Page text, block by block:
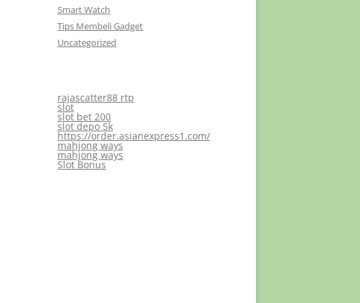
Smart Watch
Tips Membeli Gadget
Uncategorized
rajascatter88 rtp
slot
slot bet 200
slot depo 5k
https://order.asianexpress1.com/
mahjong ways
mahjong ways
Slot Bonus